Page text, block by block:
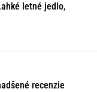
letné jedlo,
recenzie